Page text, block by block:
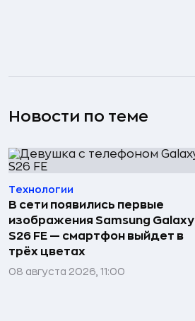
Новости по теме
Технологии
В сети появились первые
изображения Samsung Galaxy
S26 FE — смартфон выйдет в
трёх цветах
08 августа 2026, 11:00